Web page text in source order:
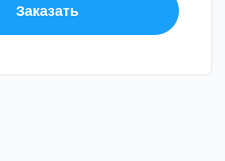
Заказать